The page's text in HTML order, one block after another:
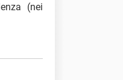
(nei